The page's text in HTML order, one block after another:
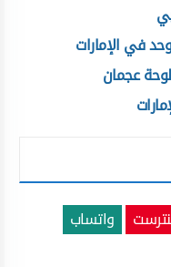
في الإمارات
عجمان
واتساب